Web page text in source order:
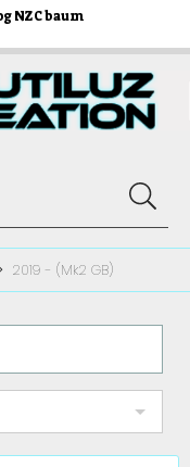
NZC baum
2019 - (Mk2 GB)